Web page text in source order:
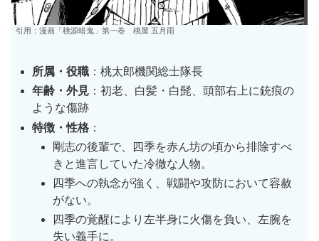
引用：漫画「桃源暗鬼」第一巻 桃屋 五月雨
所属・役職 ：桃太郎機関総士隊長
年齢・外見 ：初老、白髪・白髭、頭部右上に銃痕の
ような傷跡
特徴・性格 ：
剛志の後輩で、四季を赤ん坊の頃から排除すべ
きと進言していた冷徹な人物。
四季への執念が強く、戦闘や攻防において容赦
がない。
四季の覚醒により左半身に火傷を負い、左腕を
失い義手に。